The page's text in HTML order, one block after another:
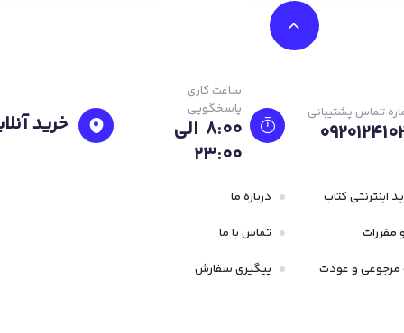
تماس پشتیبانی
ساعت کاری
پاسخگویی
8:00 الی
23:۰۰
خرید
اینترنتی کتاب
مقررات
و عودت
درباره ما
تماس با ما
پیگیری سفارش